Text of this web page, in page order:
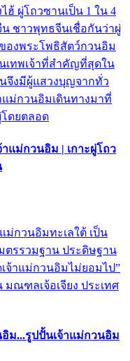
ฮ้ ผู่โถวซานเป็น 1 ใน 4
ชาวพุทธจีนเชื่อกันว่าผู่
องพระโพธิสัตว์กวนอิม
เทพเจ้าที่สำคัญที่สุดใน
จึงมีผู้แสวงบุญจากทั่ว
แม่กวนอิมเดินทางมาที่
ดยตลอด
แม่กวนอิม | เกาะผู่โถว
กวนอิมทะเลใต้ เป็น
ตรรวมฐาน ประดิษฐาน
จ้าแม่กวนอิมไม่ยอมไป”
มณฑลเจ้อเจียง ประเทศ
ม...รูปปั้นเจ้าแม่กวนอิม